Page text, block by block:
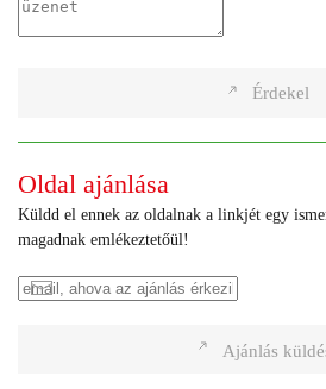
Érdekel
Oldal ajánlása
Küldd el ennek az oldalnak a linkjét egy
magadnak emlékeztetőül!
Ajánlás